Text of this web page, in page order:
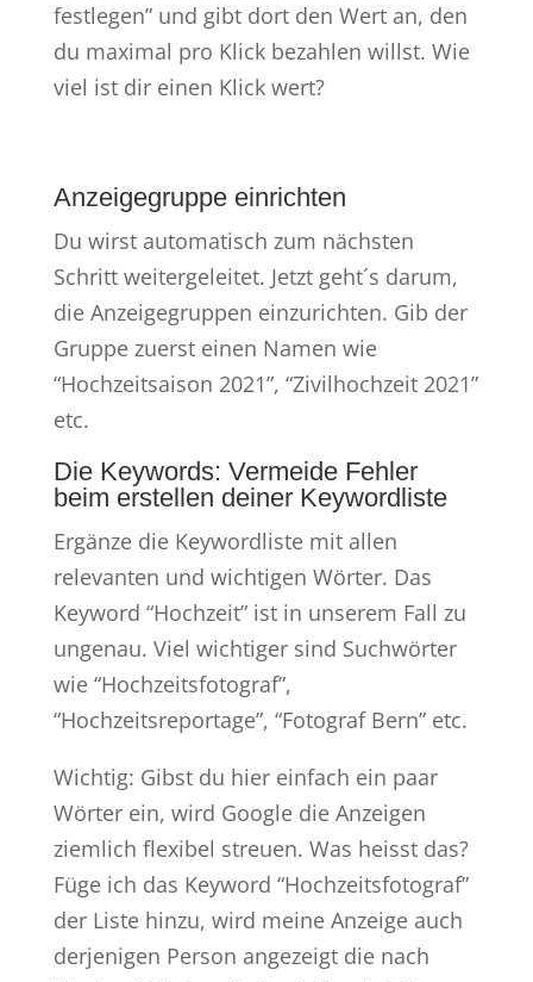
festlegen” und gibt dort den Wert an, den
du maximal pro Klick bezahlen willst. Wie
viel ist dir einen Klick wert?
Anzeigegruppe einrichten
Du wirst automatisch zum nächsten
Schritt weitergeleitet. Jetzt geht´s darum,
die Anzeigegruppen einzurichten. Gib der
Gruppe zuerst einen Namen wie
“Hochzeitsaison 2021”, “Zivilhochzeit 2021”
etc.
Die Keywords: Vermeide Fehler
beim erstellen deiner Keywordliste
Ergänze die Keywordliste mit allen
relevanten und wichtigen Wörter. Das
Keyword “Hochzeit” ist in unserem Fall zu
ungenau. Viel wichtiger sind Suchwörter
wie “Hochzeitsfotograf”,
“Hochzeitsreportage”, “Fotograf Bern” etc.
Wichtig: Gibst du hier einfach ein paar
Wörter ein, wird Google die Anzeigen
ziemlich flexibel streuen. Was heisst das?
Füge ich das Keyword “Hochzeitsfotograf”
der Liste hinzu, wird meine Anzeige auch
derjenigen Person angezeigt die nach